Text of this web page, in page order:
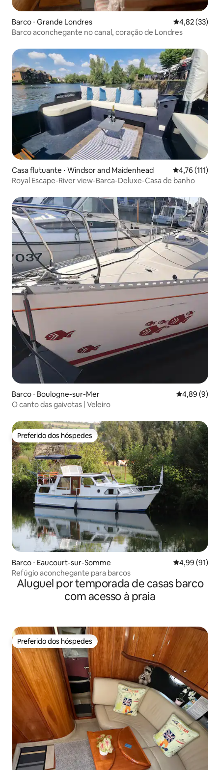
Barco ⋅ Grande Londres 4,82 de uma
4,82 (33)
Barco aconchegante no canal, coração de Londres
Casa flutuante ⋅ Windsor and Maidenhead 4,76 de uma
4,76 (111)
Royal Escape-River view-Barca-Deluxe-Casa de banho
Barco ⋅ Boulogne-sur-Mer 4,89 de uma
4,89 (9)
O canto das gaivotas | Veleiro
Preferido dos hóspedes
Preferido dos hóspedes
Barco ⋅ Eaucourt-sur-Somme 4,99 de uma
4,99 (91)
Refúgio aconchegante para barcos
Aluguel por temporada de casas barco
com acesso à praia
Preferido dos hóspedes
Preferido dos hóspedes